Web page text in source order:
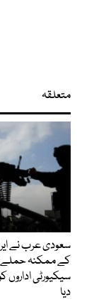
متعلقہ
سعودی عرب نے
کے ممکنہ
سیکیورٹی اداروں
دیا